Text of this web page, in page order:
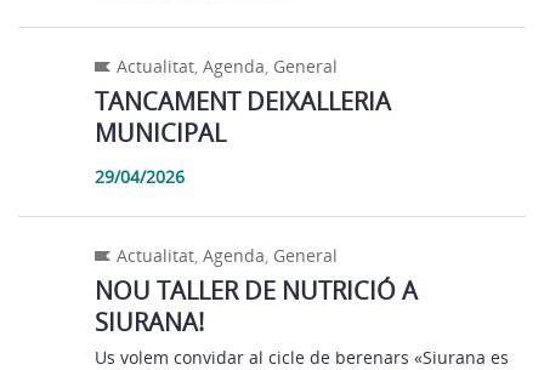
Actualitat,Agenda, General
TANCAMENT DEIXALLERIA
MUNICIPAL
29/04/2026
Actualitat,Agenda, General
NOU TALLER DE NUTRICIÓ A
SIURANA!
Us volem convidar al cicle de berenars «Siurana es